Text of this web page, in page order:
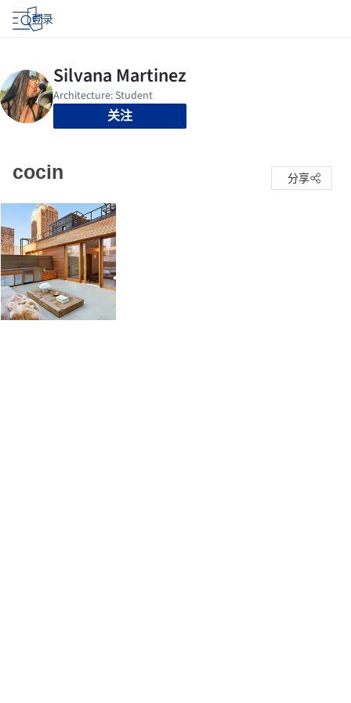
登录
关注
cocin 分享